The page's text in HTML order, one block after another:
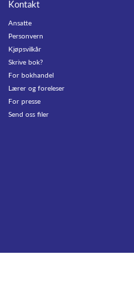
Kontakt
Ansatte
Personvern
Kjøpsvilkår
Skrive bok?
For bokhandel
Lærer og foreleser
For presse
Send oss filer